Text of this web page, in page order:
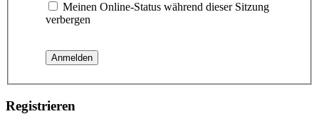
Meinen Online-Status während dieser Sitzung
verbergen
Registrieren